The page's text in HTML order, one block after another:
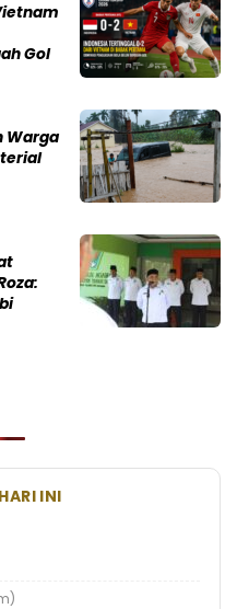
Gol
Warga
INI